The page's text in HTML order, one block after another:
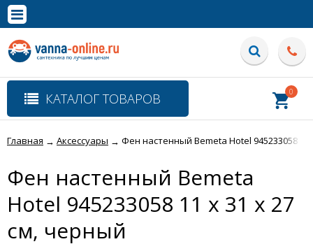
Полная версия сайта
КАТАЛОГ ТОВАРОВ 0
Главная → Аксессуары → Фен настенный Bemeta Hotel 945233058 11
Фен настенный Bemeta
Hotel 945233058 11 x 31 x 27
см, черный